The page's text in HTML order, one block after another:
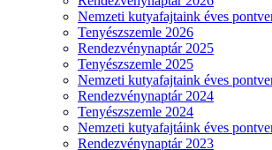
Nemzeti kutyafajtaink éves
Tenyészszemle 2026
Rendezvénynaptár 2025
Tenyészszemle 2025
Nemzeti kutyafajtaink éves
Rendezvénynaptár 2024
Tenyészszemle 2024
Nemzeti kutyafajtáink éves
Rendezvénynaptár 2023